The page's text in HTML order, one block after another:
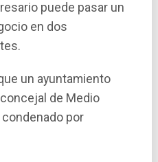
puede pasar un
en dos
un ayuntamiento
de Medio
por